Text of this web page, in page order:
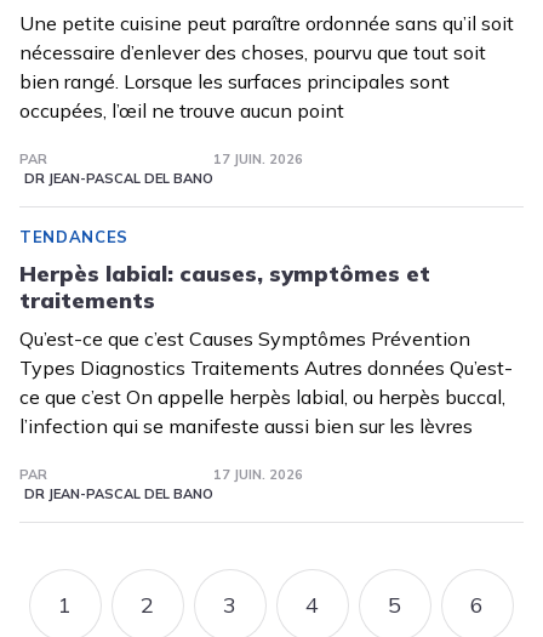
Une petite cuisine peut paraître ordonnée sans qu’il soit
nécessaire d’enlever des choses, pourvu que tout soit
bien rangé. Lorsque les surfaces principales sont
occupées, l’œil ne trouve aucun point
PAR
DR JEAN-PASCAL DEL BANO
17 JUIN. 2026
TENDANCES
Herpès labial: causes, symptômes et
traitements
Qu’est-ce que c’est Causes Symptômes Prévention
Types Diagnostics Traitements Autres données Qu’est-
ce que c’est On appelle herpès labial, ou herpès buccal,
l’infection qui se manifeste aussi bien sur les lèvres
PAR
DR JEAN-PASCAL DEL BANO
17 JUIN. 2026
Pagination
PAGE
1 PAGE
2 PAGE
3 PAGE
4 PAGE
5 PAGE
6